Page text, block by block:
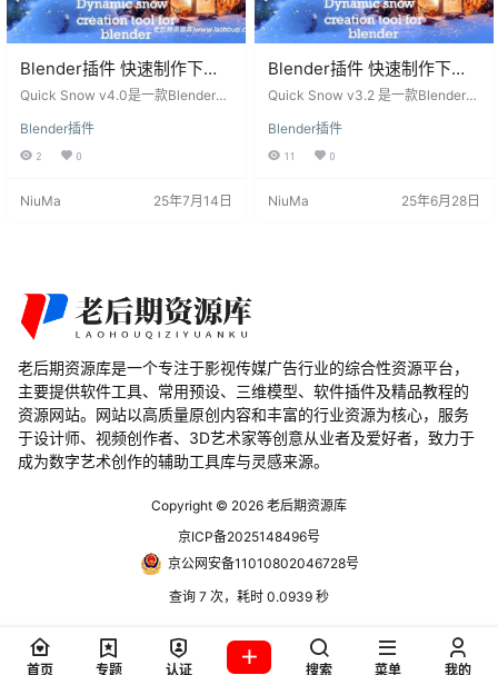
Blender插件 快速制作下雪
覆盖特效 Quick Snow v4.0
Quick Snow v4.0是一款Blender的
物体上创建动态的雪覆盖效果。只
需点击一下，就可以让整个场景都
件，具有各种功能来控制着色器。
Blender插件
2 0
NiuMa 25年7月14日
Blender插件 快速制作下雪
覆盖特效 Quick Snow v3.2
Quick Snow v3.2 是一款Blender插
在任何物体上创建动态的雪覆盖效
果。只需一次点击，即可让整个场
质，具有各种功能，可以掌控着色
Blender插件
11 0
NiuMa 25年6月28日
老后期资源库是一个专注于影视传媒广告行业的综合性资源平台，
主要提供软件工具、常用预设、三维模型、软件插件及精品教程的
资源网站。网站以高质量原创内容和丰富的行业资源为核心，服务
于设计师、视频创作者、3D艺术家等创意从业者及爱好者，致力于
成为数字艺术创作的辅助工具库与灵感来源。
Copyright © 2026 老后期资源库
京ICP备2025148496号
京公网安备11010802046728号
查询 7 次，耗时 0.0939 秒
首页 专题 认证 搜索 菜单 我的